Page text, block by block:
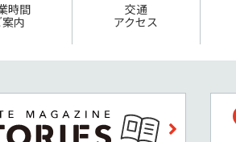
時間
案内
交通
アクセス